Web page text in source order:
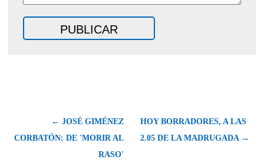
← JOSÉ GIMÉNEZ
CORBATÓN: DE 'MORIR AL
RASO'
HOY BORRADORES, A LAS
2.05 DE LA MADRUGADA →